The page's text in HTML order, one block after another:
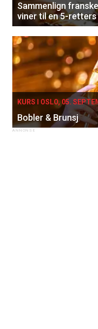
Sammenlign
viner til en 5-retters
KURS I OSLO, 05.
Bobler & Brunsj